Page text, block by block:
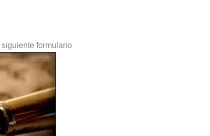
formulario